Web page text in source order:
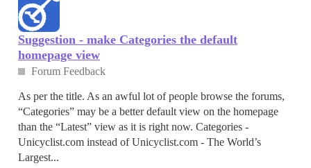
Suggestion - make Categories the default
homepage view
Forum Feedback
As per the title. As an awful lot of people browse the forums,
“Categories” may be a better default view on the homepage
than the “Latest” view as it is right now. Categories -
Unicyclist.com instead of Unicyclist.com - The World’s
Largest...